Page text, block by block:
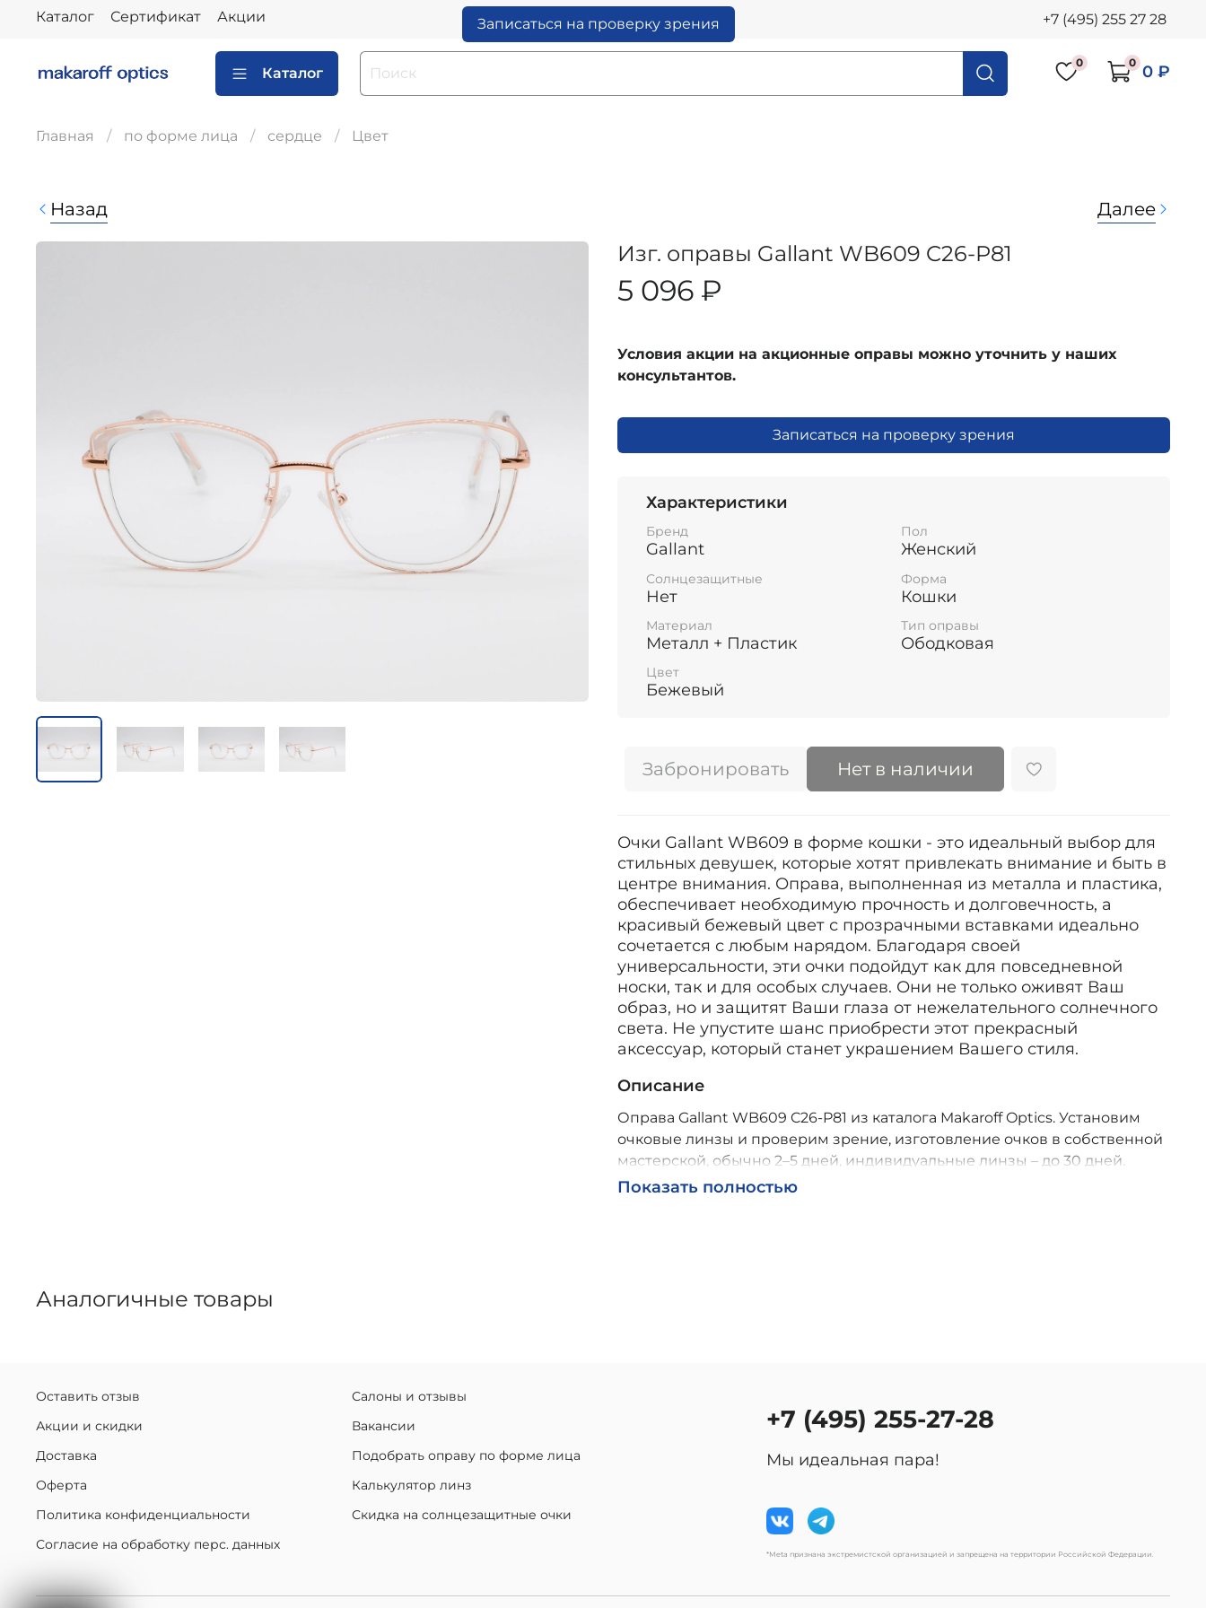
Каталог Сертификат Акции Записаться на проверку зрения +7 (495) 255 27 28
Каталог
0 0 0 ₽
Главная по форме лица сердце Цвет
Назад Далее
Изг. оправы Gallant WB609 C26-P81
5 096 ₽
Условия акции на акционные оправы можно уточнить у наших
консультантов.
Записаться на проверку зрения
Характеристики
Бренд
Gallant
Пол
Женский
Солнцезащитные
Нет
Форма
Кошки
Материал
Металл + Пластик
Тип оправы
Ободковая
Цвет
Бежевый
Забронировать Нет в наличии
Очки Gallant WB609 в форме кошки - это идеальный выбор для
стильных девушек, которые хотят привлекать внимание и быть в
центре внимания. Оправа, выполненная из металла и пластика,
обеспечивает необходимую прочность и долговечность, а
красивый бежевый цвет с прозрачными вставками идеально
сочетается с любым нарядом. Благодаря своей
универсальности, эти очки подойдут как для повседневной
носки, так и для особых случаев. Они не только оживят Ваш
образ, но и защитят Ваши глаза от нежелательного солнечного
света. Не упустите шанс приобрести этот прекрасный
аксессуар, который станет украшением Вашего стиля.
Описание
Оправа Gallant WB609 C26-P81 из каталога Makaroff Optics. Установим
очковые линзы и проверим зрение, изготовление очков в собственной
мастерской, обычно 2–5 дней, индивидуальные линзы – до 30 дней.
Возможна доставка по России.
Показать полностью
Аналогичные товары
Оставить отзыв
Акции и скидки
Доставка
Оферта
Политика конфиденциальности
Согласие на обработку перс. данных
Салоны и отзывы
Вакансии
Подобрать оправу по форме лица
Калькулятор линз
Скидка на солнцезащитные очки
+7 (495) 255-27-28
Мы идеальная пара!
*Meta признана экстремистской организацией и запрещена на территории Российской Федерации.